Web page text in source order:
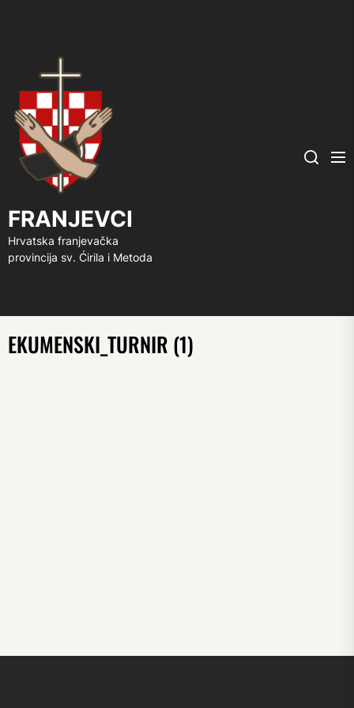
FRANJEVCI
Hrvatska franjevačka
provincija sv. Ćirila i Metoda
Search
EKUMENSKI_TURNIR (1)